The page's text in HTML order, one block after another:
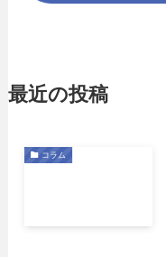
最近の投稿
コラム